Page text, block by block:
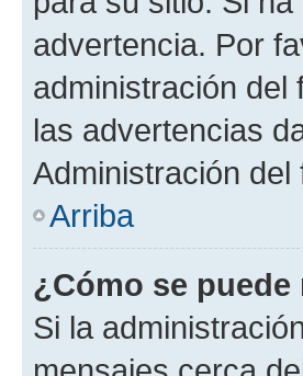
advertencia. Por
administración del
las advertencias
Administración
Arriba
¿Cómo se
Si la